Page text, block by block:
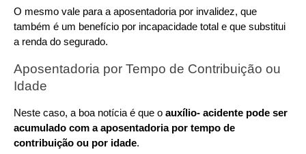
O mesmo vale para a aposentadoria por invalidez, que
também é um benefício por incapacidade total e que substitui
a renda do segurado.
Aposentadoria por Tempo de Contribuição ou
Idade
Neste caso, a boa notícia é que o auxílio- acidente pode ser
acumulado com a aposentadoria por tempo de
contribuição ou por idade.